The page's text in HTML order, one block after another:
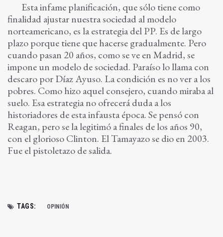
Esta infame planificación, que sólo tiene como
finalidad ajustar nuestra sociedad al modelo
norteamericano, es la estrategia del PP. Es de largo
plazo porque tiene que hacerse gradualmente. Pero
cuando pasan 20 años, como se ve en Madrid, se
impone un modelo de sociedad. Paraíso lo llama con
descaro por Díaz Ayuso. La condición es no ver a los
pobres. Como hizo aquel consejero, cuando miraba al
suelo. Esa estrategia no ofrecerá duda a los
historiadores de esta infausta época. Se pensó con
Reagan, pero se la legitimó a finales de los años 90,
con el glorioso Clinton. El Tamayazo se dio en 2003.
Fue el pistoletazo de salida.
TAGS: OPINIÓN